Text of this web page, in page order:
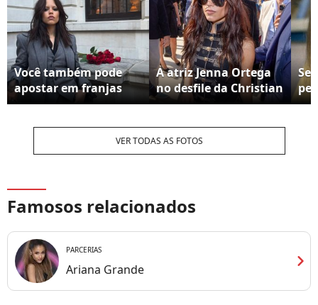
Você também pode
apostar em franjas
curtas no seu cabelo
A atriz Jenna Ortega
no desfile da Christian
Dior, eterna
impulsionar a febre
das jaquetas
produções sombrias e
estruturadas que
lembram o visual
se
VER TODAS AS FOTOS
Famosos relacionados
PARCERIAS
Ariana Grande chevron_right